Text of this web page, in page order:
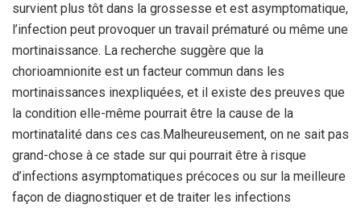
survient plus tôt dans la grossesse et est asymptomatique,
l’infection peut provoquer un travail prématuré ou même une
mortinaissance. La recherche suggère que la
chorioamnionite est un facteur commun dans les
mortinaissances inexpliquées, et il existe des preuves que
la condition elle-même pourrait être la cause de la
mortinatalité dans ces cas. Malheureusement, on ne sait pas
grand-chose à ce stade sur qui pourrait être à risque
d’infections asymptomatiques précoces ou sur la meilleure
façon de diagnostiquer et de traiter les infections